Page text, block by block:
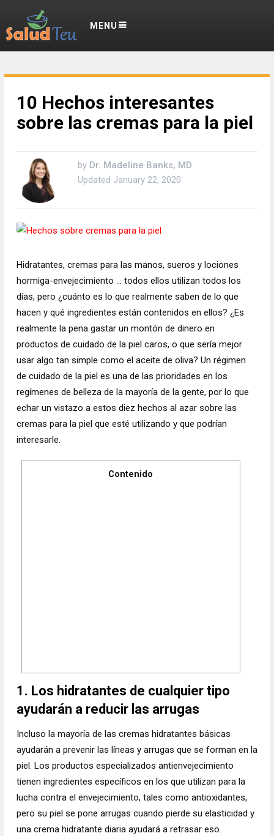
MENU
10 Hechos interesantes
sobre las cremas para la piel
by Dr. Madeline Banks, MD
Updated January 22, 2020
Hidratantes, cremas para las manos, sueros y lociones
hormiga-envejecimiento … todos ellos utilizan todos los
días, pero ¿cuánto es lo que realmente saben de lo que
hacen y qué ingredientes están contenidos en ellos? ¿Es
realmente la pena gastar un montón de dinero en
productos de cuidado de la piel caros, o que sería mejor
usar algo tan simple como el aceite de oliva? Un régimen
de cuidado de la piel es una de las prioridades en los
regímenes de belleza de la mayoría de la gente, por lo que
echar un vistazo a estos diez hechos al azar sobre las
cremas para la piel que esté utilizando y que podrían
interesarle.
Contenido
1. Los hidratantes de cualquier tipo
ayudarán a reducir las arrugas
Incluso la mayoría de las cremas hidratantes básicas
ayudarán a prevenir las líneas y arrugas que se forman en la
piel. Los productos especializados antienvejecimiento
tienen ingredientes específicos en los que utilizan para la
lucha contra el envejecimiento, tales como antioxidantes,
pero su piel se pone arrugas cuando pierde su elasticidad y
una crema hidratante diaria ayudará a retrasar eso.